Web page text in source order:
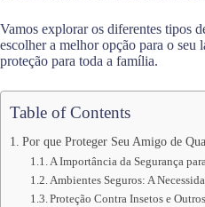
Vamos explorar os diferentes tipos
escolher a melhor opção para o seu
proteção para toda a família.
Table of Contents
Por que Proteger Seu Amigo de
A Importância da Segurança
Ambientes Seguros: A
Proteção Contra Insetos e